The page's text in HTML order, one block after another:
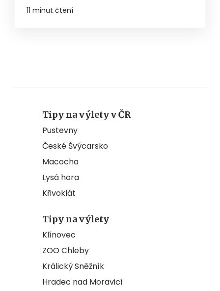
11 minut čtení
Tipy na výlety v ČR
Pustevny
České Švýcarsko
Macocha
Lysá hora
Křivoklát
Tipy na výlety
Klínovec
ZOO Chleby
Králický Sněžník
Hradec nad Moravicí